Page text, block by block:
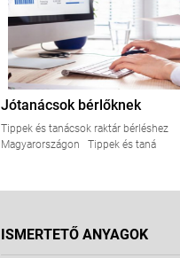
Jótanácsok bérlőknek
Tippek és tanácsok raktár bérléshez
Magyarországon Tippek és taná
ISMERTETŐ ANYAGOK